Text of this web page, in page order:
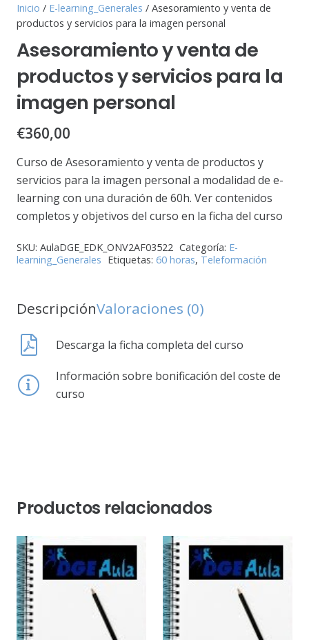
Inicio / E-learning_Generales / Asesoramiento y venta de
productos y servicios para la imagen personal
Asesoramiento y venta de
productos y servicios para la
imagen personal
€360,00
Curso de Asesoramiento y venta de productos y
servicios para la imagen personal a modalidad de e-
learning con una duración de 60h. Ver contenidos
completos y objetivos del curso en la ficha del curso
SKU: AulaDGE_EDK_ONV2AF03522 Categoría: E-
learning_Generales Etiquetas: 60 horas, Teleformación
DescripciónValoraciones (0)
Descarga la ficha completa del curso
Información sobre bonificación del coste de
curso
Productos relacionados